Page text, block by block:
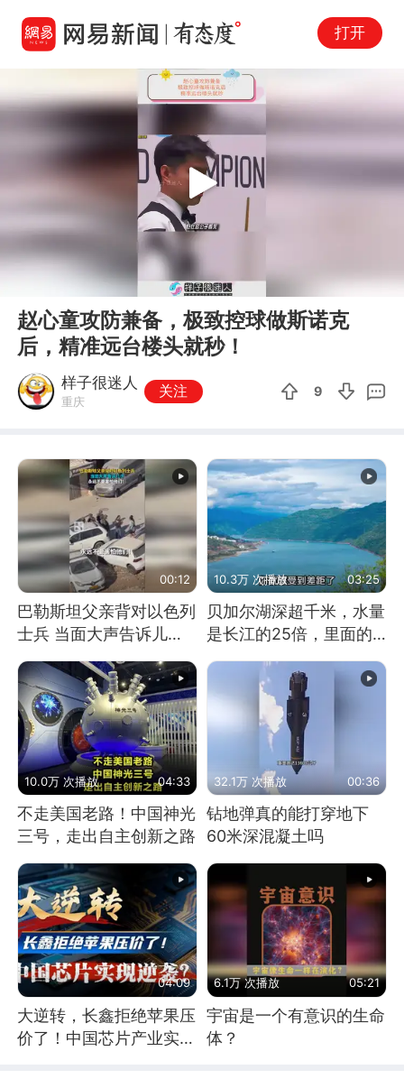
打开
Play
赵心童攻防兼备，极致控球做斯诺克
后，精准远台楼头就秒！
样子很迷人
重庆
关注 9
00:12
巴勒斯坦父亲背对以色列
士兵 当面大声告诉儿
子：永远不要害怕他们！
10.3万 次播放 03:25
贝加尔湖深超千米，水量
是长江的25倍，里面的
鱼究竟有多大？
10.0万 次播放 04:33
不走美国老路！中国神光
三号，走出自主创新之路
32.1万 次播放 00:36
钻地弹真的能打穿地下
60米深混凝土吗
04:09
大逆转，长鑫拒绝苹果压
价了！中国芯片产业实现
6.1万 次播放 05:21
宇宙是一个有意识的生命
体？